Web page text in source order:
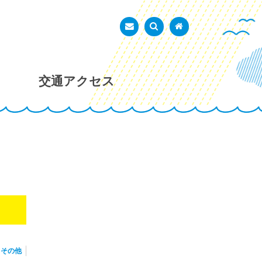
あかし市民広場
お問い合わせ
検索を表示トップページ
交通アクセス
その他